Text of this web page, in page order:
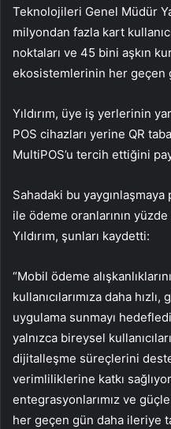
Teknolojileri Genel Müdür
milyondan fazla kart
noktaları ve 45 bini aşkın
ekosistemlerinin her geçen
Yıldırım, üye iş yerlerinin
POS cihazları yerine QR
MultiPOS’u tercih ettiğini
Sahadaki bu
ile ödeme oranlarının yüzde
Yıldırım, şunları kaydetti:
“Mobil ödeme
kullanıcılarımıza daha
uygulama sunmayı
yalnızca bireysel
dijitalleşme süreçlerini
verimliliklerine katkı
entegrasyonlarımız ve
her geçen gün daha ileriye